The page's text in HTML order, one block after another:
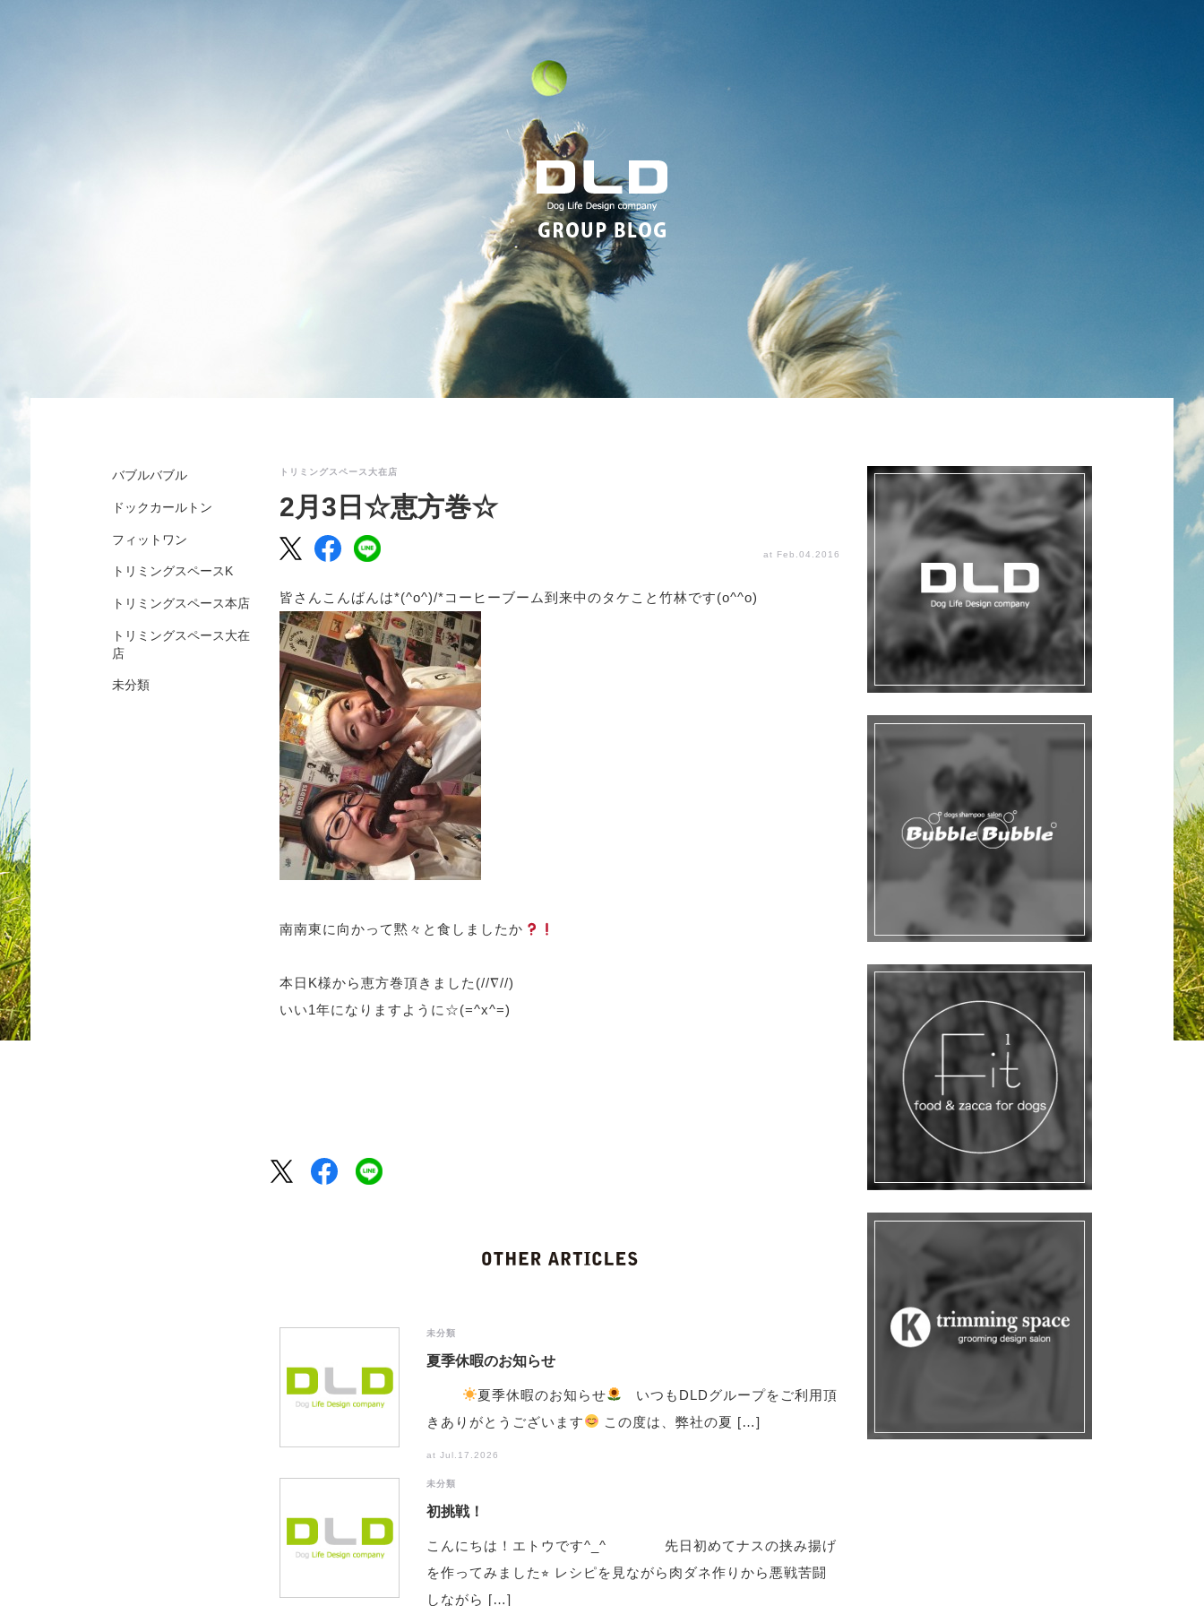
バブルバブル
ドックカールトン
フィットワン
トリミングスペースK
トリミングスペース本店
トリミングスペース大在
店
未分類
トリミングスペース大在店
2月3日☆恵方巻☆
at Feb.04.2016
皆さんこんばんは*(^o^)/*コーヒーブーム到来中のタケこと竹林です(o^^o)
南南東に向かって黙々と食しましたか
本日K様から恵方巻頂きました(//∇//)
いい1年になりますように☆(=^x^=)
未分類
夏季休暇のお知らせ
夏季休暇のお知らせ
いつもDLDグループをご利用頂
きありがとうございます
この度は、弊社の夏 […]
at Jul.17.2026
未分類
初挑戦！
こんにちは！エトウです^_^ 先日初めてナスの挟み揚げ
を作ってみました⭐︎ レシピを見ながら肉ダネ作りから悪戦苦闘
しながら […]